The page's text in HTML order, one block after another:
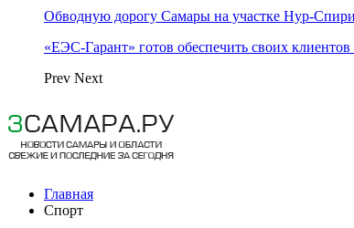
Обводную дорогу Самары на участке Нур-
«ЕЭС-Гарант» готов обеспечить своих
Prev Next
Главная
Спорт